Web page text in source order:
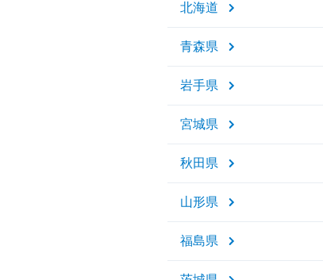
北海道
青森県
岩手県
宮城県
秋田県
山形県
福島県